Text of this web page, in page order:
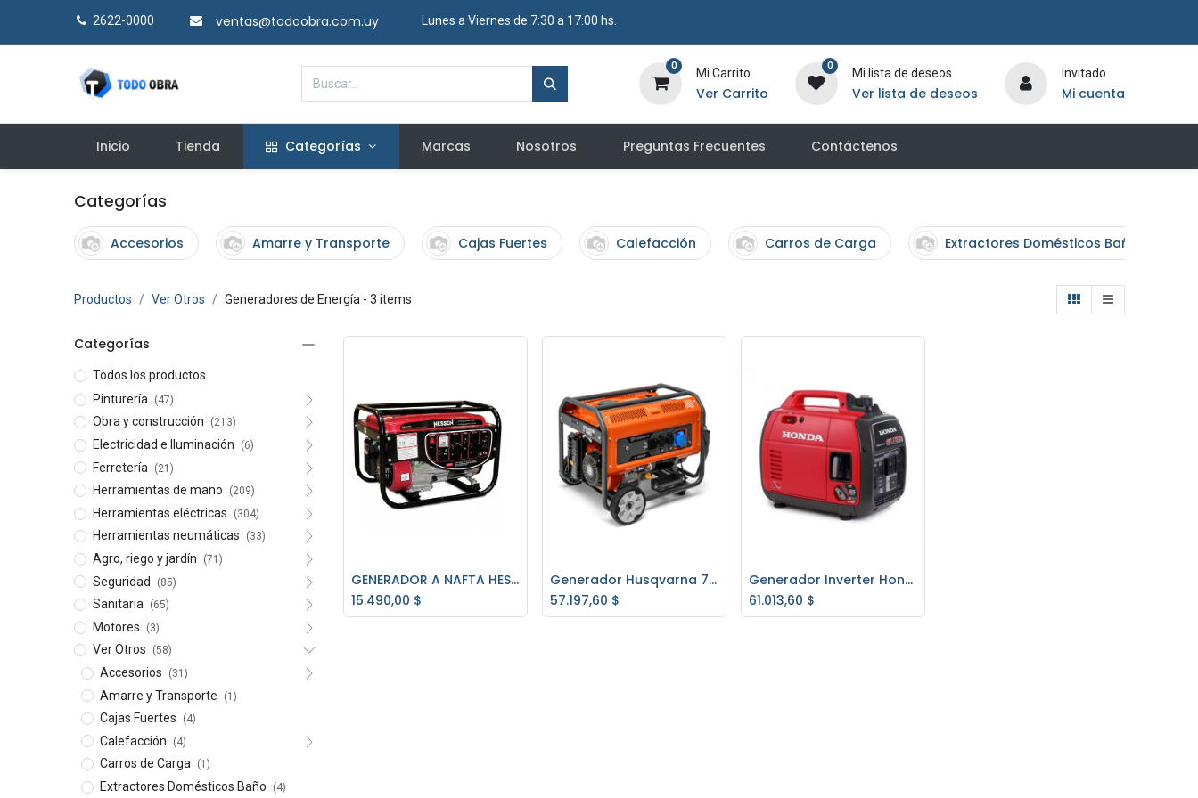
2622-0000​ ventas@todoobra.com.uy ​ Lunes a Viernes de 7:30 a 17:00 hs.
0
Mi Carrito
Ver Carrito
0
Mi lista de deseos
Ver lista de deseos
Invitado
Mi cuenta
Inicio Tienda Categorías Marcas Nosotros Preguntas Frecuentes Contáctenos
Categorías
Accesorios Amarre y Transporte Cajas Fuertes Calefacción Carros de Carga Extractores Domésticos Baño
Productos Ver Otros Generadores de Energía - 3 items
Categorías
Todos los productos
Pinturería
(47)
Obra y construcción (213)
Electricidad e Iluminación (6)
Ferretería (21)
Herramientas de mano (209)
Herramientas eléctricas (304)
Herramientas neumáticas (33)
Agro, riego y jardín (71)
Seguridad (85)
Sanitaria (65)
Motores (3)
Ver Otros (58)
Accesorios (31)
Amarre y Transporte (1)
Cajas Fuertes (4)
Calefacción (4)
Carros de Carga (1)
Extractores Domésticos Baño (4)
Agregar al carrito
GENERADOR A NAFTA HESSEN 3,3KW 1 AÑO GARANTIA
15.490,00 $
Agregar al carrito
Generador Husqvarna 7500w G8500P Gran Calidad !!!
57.197,60 $
Agregar al carrito
Generador Inverter Honda 2,2 Kva. EU22I
61.013,60 $